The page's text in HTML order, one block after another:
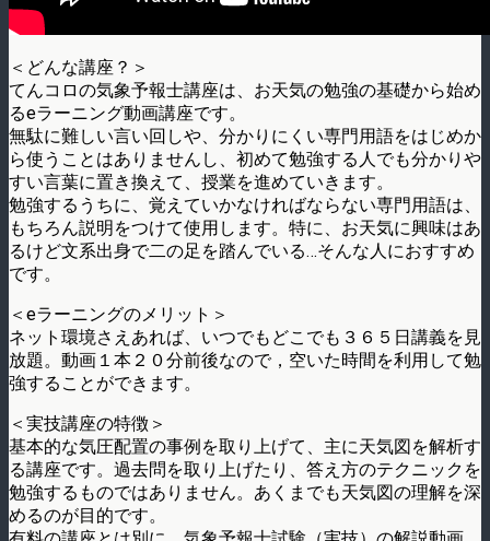
＜どんな講座？＞
てんコロの気象予報士講座は、お天気の勉強の基礎から始め
るeラーニング動画講座です。
無駄に難しい言い回しや、分かりにくい専門用語をはじめか
ら使うことはありませんし、初めて勉強する人でも分かりや
すい言葉に置き換えて、授業を進めていきます。
勉強するうちに、覚えていかなければならない専門用語は、
もちろん説明をつけて使用します。特に、お天気に興味はあ
るけど文系出身で二の足を踏んでいる…そんな人におすすめ
です。
＜eラーニングのメリット＞
ネット環境さえあれば、いつでもどこでも３６５日講義を見
放題。動画１本２０分前後なので，空いた時間を利用して勉
強することができます。
＜実技講座の特徴＞
基本的な気圧配置の事例を取り上げて、主に天気図を解析す
る講座です。過去問を取り上げたり、答え方のテクニックを
勉強するものではありません。あくまでも天気図の理解を深
めるのが目的です。